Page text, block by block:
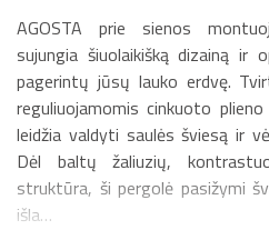
AGOSTA prie sienos
sujungia šiuolaikišką dizainą ir
pagerintų jūsų lauko erdvę.
reguliuojamomis cinkuoto
leidžia valdyti saulės šviesą ir
Dėl baltų žaliuzių,
struktūra, ši pergolė pasižymi
išla…